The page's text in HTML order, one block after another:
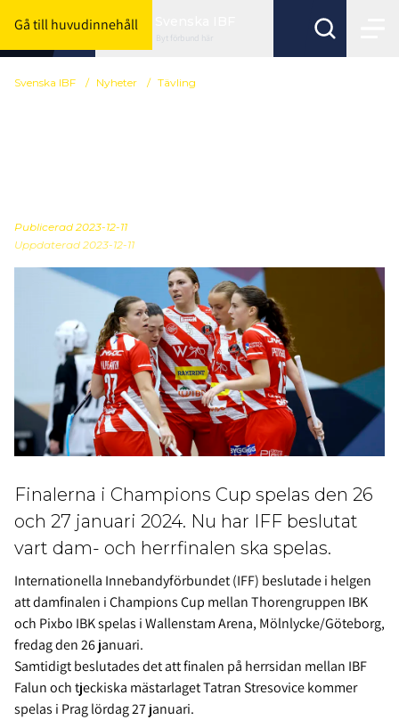
Gå till huvudinnehåll
Byt förbund här
Svenska IBF / Nyheter / Tävling
Publicerad 2023-12-11
Uppdaterad 2023-12-11
Finalerna i Champions Cup spelas den 26
och 27 januari 2024. Nu har IFF beslutat
vart dam- och herrfinalen ska spelas.
Internationella Innebandyförbundet (IFF) beslutade i helgen
att damfinalen i Champions Cup mellan Thorengruppen IBK
och Pixbo IBK spelas i Wallenstam Arena, Mölnlycke/Göteborg,
fredag den 26 januari.
Samtidigt beslutades det att finalen på herrsidan mellan IBF
Falun och tjeckiska mästarlaget Tatran Stresovice kommer
spelas i Prag lördag 27 januari.